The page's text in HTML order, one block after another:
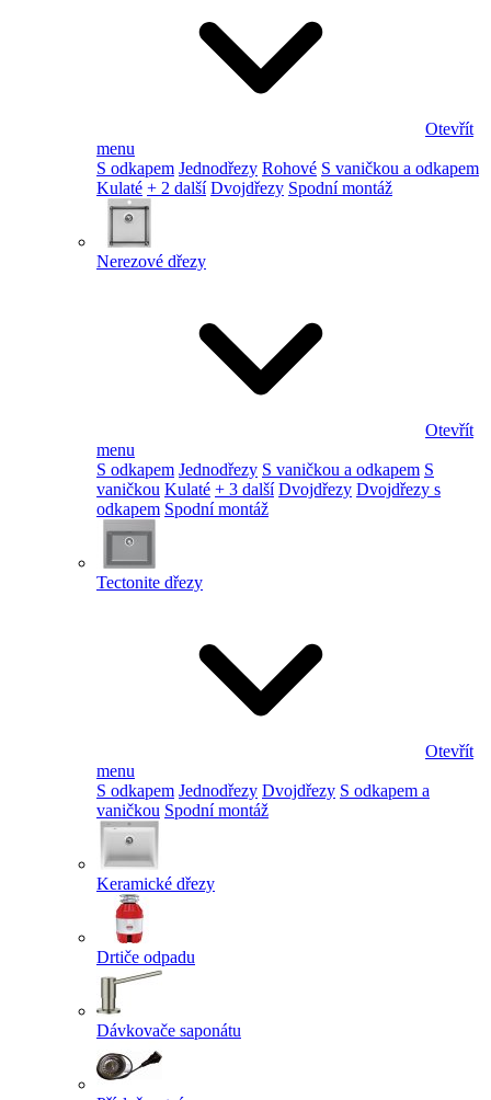
Otevřít
menu
S odkapem Jednodřezy Rohové S vaničkou a odkapem
Kulaté + 2 další Dvojdřezy Spodní montáž
Nerezové dřezy
Otevřít
menu
S odkapem Jednodřezy S vaničkou a odkapem S
vaničkou Kulaté + 3 další Dvojdřezy Dvojdřezy s
odkapem Spodní montáž
Tectonite dřezy
Otevřít
menu
S odkapem Jednodřezy Dvojdřezy S odkapem a
vaničkou Spodní montáž
Keramické dřezy
Drtiče odpadu
Dávkovače saponátu